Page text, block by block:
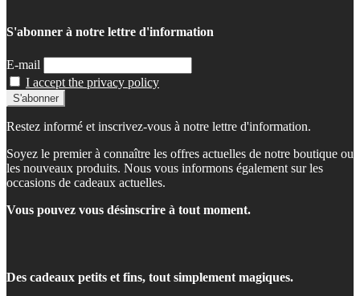
S'abonner à notre lettre d'information
E-mail
I accept the privacy policy
Restez informé et inscrivez-vous à notre lettre d'information.
Soyez le premier à connaître les offres actuelles de notre boutique ou
les nouveaux produits. Nous vous informons également sur les
occasions de cadeaux actuelles.
Vous pouvez vous désinscrire à tout moment.
Des cadeaux petits et fins, tout simplement magiques.